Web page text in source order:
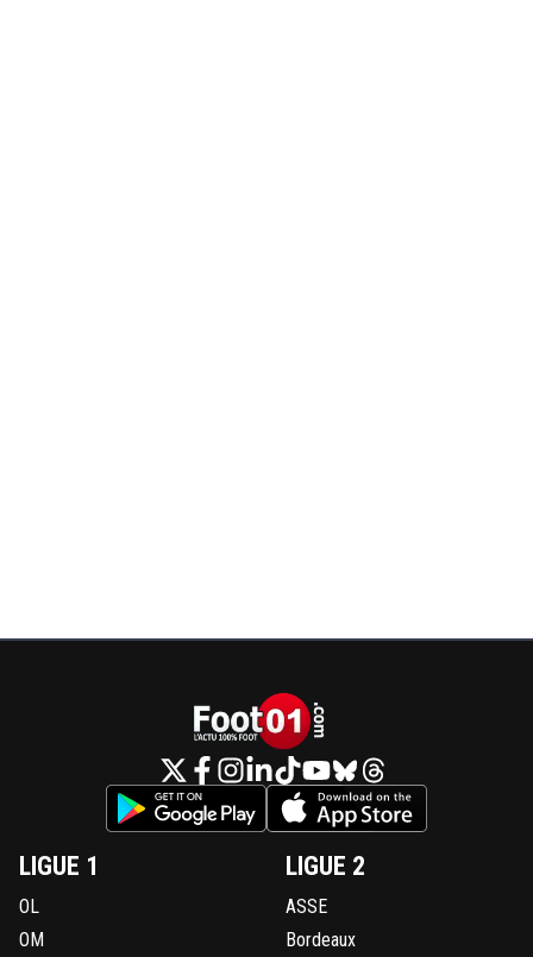
LIGUE 1
OL
OM
LIGUE 2
ASSE
Bordeaux